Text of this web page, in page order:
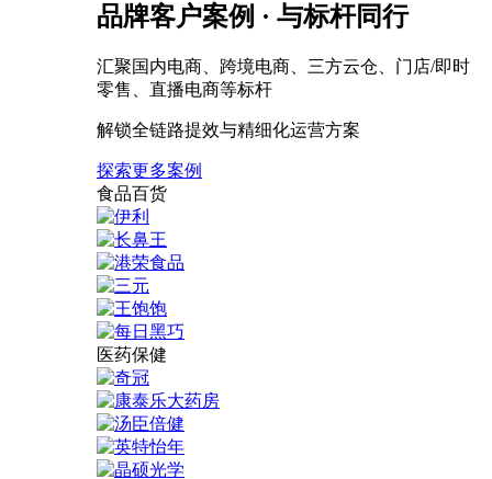
品牌客户案例 · 与标杆同行
汇聚国内电商、跨境电商、三方云仓、门店/即时
零售、直播电商等标杆
解锁全链路提效与精细化运营方案
探索更多案例
食品百货
医药保健